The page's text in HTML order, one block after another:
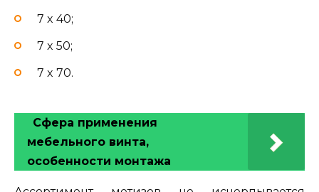
7 x 40;
7 x 50;
7 x 70.
Сфера применения
мебельного винта,
особенности монтажа